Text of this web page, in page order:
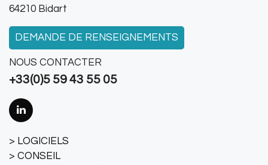
64210 Bidart
DEMANDE DE RENSEIGNEMENTS
NOUS CONTACTER
+33(0)5 59 43 55 05
LOGICIELS
CONSEIL